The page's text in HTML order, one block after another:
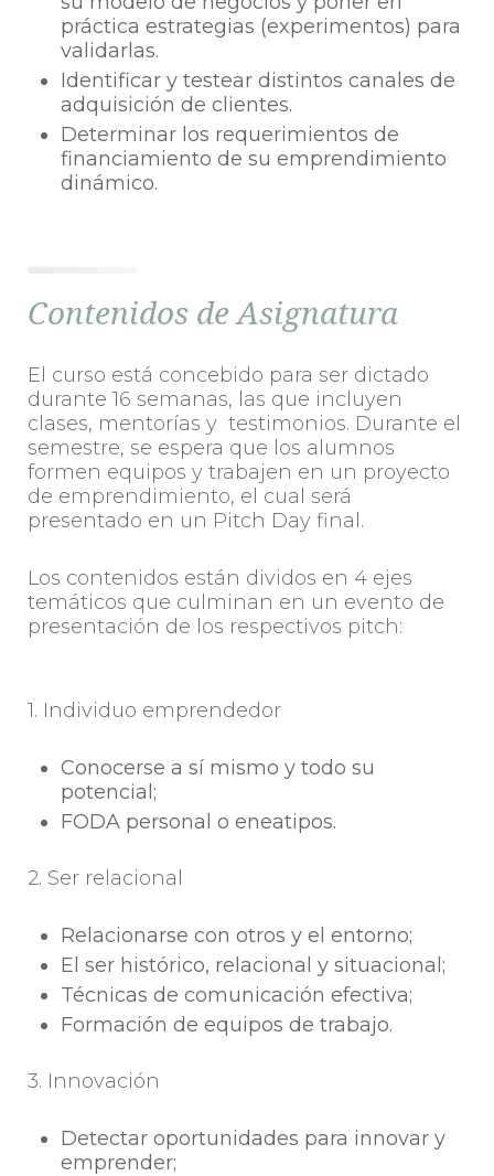
práctica estrategias (experimentos) para
validarlas.
Identificar y testear distintos canales de
adquisición de clientes.
Determinar los requerimientos de
financiamiento de su emprendimiento
dinámico.
Contenidos de Asignatura
El curso está concebido para ser dictado
durante 16 semanas, las que incluyen
clases, mentorías y testimonios. Durante el
semestre, se espera que los alumnos
formen equipos y trabajen en un proyecto
de emprendimiento, el cual será
presentado en un Pitch Day final.
Los contenidos están dividos en 4 ejes
temáticos que culminan en un evento de
presentación de los respectivos pitch:
1. Individuo emprendedor
Conocerse a sí mismo y todo su
potencial;
FODA personal o eneatipos.
2. Ser relacional
Relacionarse con otros y el entorno;
El ser histórico, relacional y situacional;
Técnicas de comunicación efectiva;
Formación de equipos de trabajo.
3. Innovación
Detectar oportunidades para innovar y
emprender;